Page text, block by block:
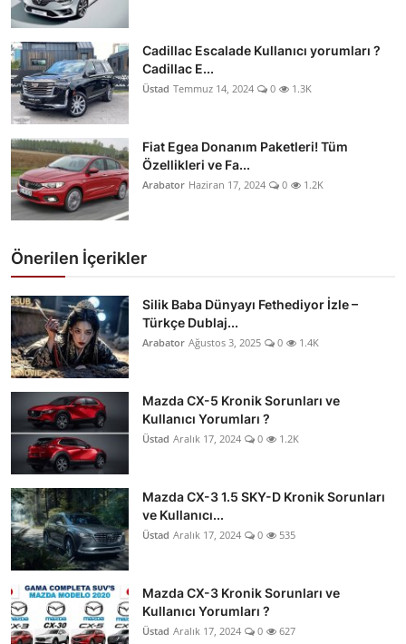
Cadillac Escalade Kullanıcı yorumları ?
Cadillac E...
Üstad Temmuz 14, 2024 0 1.3K
Fiat Egea Donanım Paketleri! Tüm
Özellikleri ve Fa...
Arabator Haziran 17, 2024 0 1.2K
Önerilen İçerikler
Silik Baba Dünyayı Fethediyor İzle –
Türkçe Dublaj...
Arabator Ağustos 3, 2025 0 1.4K
Mazda CX-5 Kronik Sorunları ve
Kullanıcı Yorumları ?
Üstad Aralık 17, 2024 0 1.2K
Mazda CX-3 1.5 SKY-D Kronik Sorunları
ve Kullanıcı...
Üstad Aralık 17, 2024 0 535
Mazda CX-3 Kronik Sorunları ve
Kullanıcı Yorumları ?
Üstad Aralık 17, 2024 0 627